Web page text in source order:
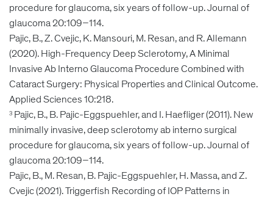
procedure for glaucoma, six years of follow-up. Journal of
glaucoma 20:109–114.
Pajic, B., Z. Cvejic, K. Mansouri, M. Resan, and R. Allemann
(2020). High-Frequency Deep Sclerotomy, A Minimal
Invasive Ab Interno Glaucoma Procedure Combined with
Cataract Surgery: Physical Properties and Clinical Outcome.
Applied Sciences 10:218.
3 Pajic, B., B. Pajic-Eggspuehler, and I. Haefliger (2011). New
minimally invasive, deep sclerotomy ab interno surgical
procedure for glaucoma, six years of follow-up. Journal of
glaucoma 20:109–114.
Pajic, B., M. Resan, B. Pajic-Eggspuehler, H. Massa, and Z.
Cvejic (2021). Triggerfish Recording of IOP Patterns in